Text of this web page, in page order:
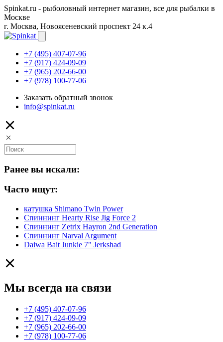
Spinkat.ru - рыболовный интернет магазин, все для рыбалки в
Москве
г. Москва, Новоясеневский проспект 24 к.4
+7 (495) 407-07-96
+7 (917) 424-09-09
+7 (965) 202-66-00
+7 (978) 100-77-06
Заказать обратный звонок
info@spinkat.ru
Ранее вы искали:
Часто ищут:
катушка Shimano Twin Power
Спиннинг Hearty Rise Jig Force 2
Спиннинг Zetrix Hayron 2nd Generation
Спиннинг Narval Argument
Daiwa Bait Junkie 7" Jerkshad
Мы всегда на связи
+7 (495) 407-07-96
+7 (917) 424-09-09
+7 (965) 202-66-00
+7 (978) 100-77-06